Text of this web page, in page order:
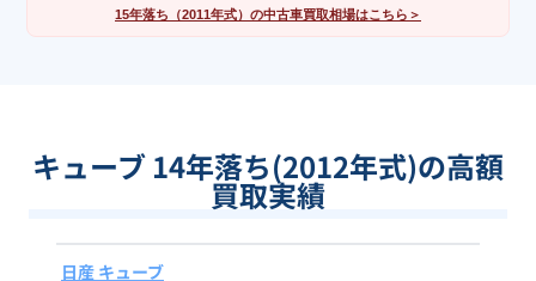
15年落ち（2011年式）の中古車買取相場はこちら＞
キューブ 14年落ち(2012年式)の高額
買取実績
日産 キューブ